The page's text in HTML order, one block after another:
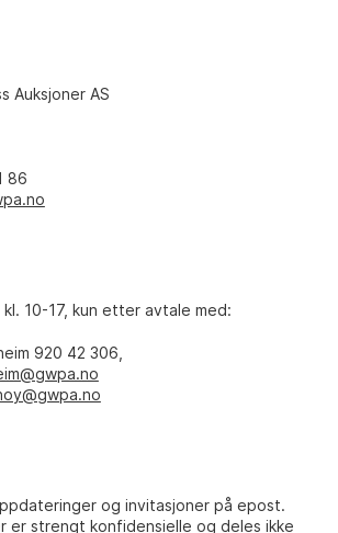
Auksjoner AS
86
10-17, kun etter avtale med:
920 42 306,
og invitasjoner på epost.
er strengt konfidensielle og deles ikke